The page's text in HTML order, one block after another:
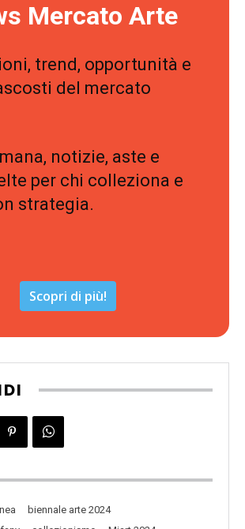
Mercato Arte
trend, opportunità e
del mercato
notizie, aste e
per chi colleziona e
strategia.
Scopri di più!
biennale arte 2024